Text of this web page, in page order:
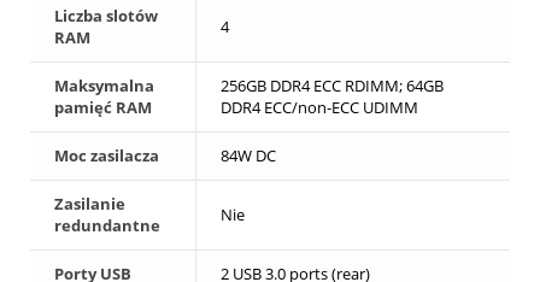
Liczba slotów
RAM
4
Maksymalna
pamięć RAM
256GB DDR4 ECC RDIMM; 64GB
DDR4 ECC/non-ECC UDIMM
Moc zasilacza 84W DC
Zasilanie
redundantne
Nie
Porty USB 2 USB 3.0 ports (rear)